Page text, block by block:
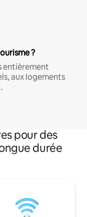
?
entièrement
aux logements
pour des
durée